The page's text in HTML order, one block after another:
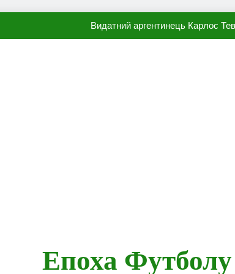
Видатний аргентинець Карлос
Епоха Футболу